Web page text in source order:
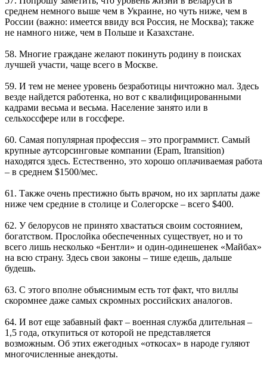
среднем немного выше чем в Украине, но чуть ниже, чем в
России (важно: имеется ввиду вся Россия, не Москва); также
не намного ниже, чем в Польше и Казахстане.
58. Многие граждане желают покинуть родину в поисках
лучшей участи, чаще всего в Москве.
59. И тем не менее уровень безработицы ничтожно мал. Здесь
везде найдется работенка, но вот с квалифицированными
кадрами весьма и весьма. Население занято или в
сельхоссфере или в госсфере.
60. Самая популярная профессия – это программист. Самый
крупные аутсорсинговые компании (Epam, Itransition)
находятся здесь. Естественно, это хорошо оплачиваемая работа
– в среднем $1500/мес.
61. Также очень престижно быть врачом, но их зарплаты даже
ниже чем средние в столице и Солегорске – всего $400.
62. У белорусов не принято хвастаться своим состоянием,
богатством. Прослойка обеспеченных существует, но и то
всего лишь несколько «Бентли» и один-одинешенек «Майбах»
на всю страну. Здесь свои законы – тише едешь, дальше
будешь.
63. С этого вполне объяснимым есть тот факт, что виллы
скоромнее даже самых скромных российских аналогов.
64. И вот еще забавный факт – военная служба длительная –
1,5 года, откупиться от которой не представляется
возможным. Об этих ежегодных «откосах» в народе гуляют
многочисленные анекдоты.